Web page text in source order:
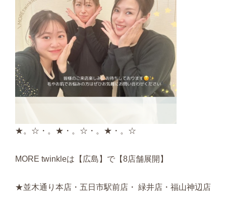
★。☆・。★・。☆・。★・。☆
MORE twinkleは【広島】で【8店舗展開】
★並木通り本店・五日市駅前店・ 緑井店・福山神辺店